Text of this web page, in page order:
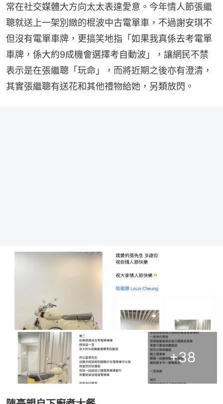
常在社交媒體大方向太太表達愛意。今年情人節張繼
聰就送上一架別緻的棍波中古電單車，不過謝安琪不
但沒有電單車牌，更搞笑地指「如果我真係去考電單
車牌，係大約9成機會選擇考自動波」，讓網民不禁
表示是在張繼聰「玩命」，而將近期之後亦有澄清，
其實張繼聰有送花和其他禮物給她，另類放閃。
+38